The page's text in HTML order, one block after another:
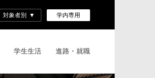
対象者別 学内専用
学生生活 進路・就職